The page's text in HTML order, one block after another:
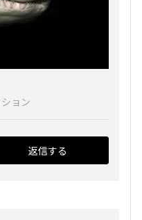
ョン
返信する